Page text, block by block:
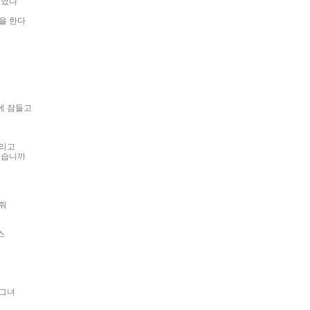
한다
잠들고
고
니까
녀